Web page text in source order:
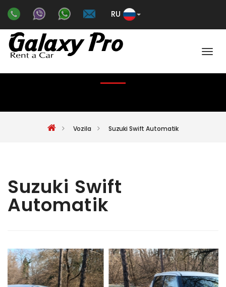
Color
RU
Vozila Suzuki Swift Automatik
Suzuki Swift
Automatik